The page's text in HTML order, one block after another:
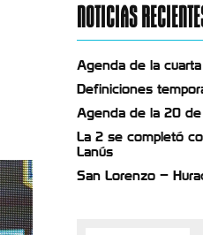
NOTICIAS
Agenda de la
Definiciones
Agenda de la 20
La 2 se completó
Lanús
San Lorenzo –